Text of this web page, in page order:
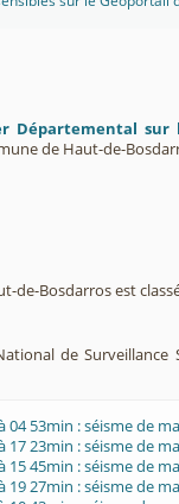
Départemental sur
de Haut-de-
de-Bosdarros est
de
04 53min : séisme de
17 23min : séisme de
15 45min : séisme de
19 27min : séisme de